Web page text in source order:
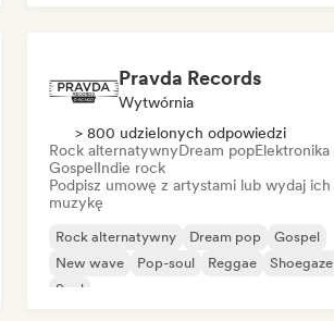
Pravda Records
Wytwórnia
> 800 udzielonych odpowiedzi
Rock alternatywnyDream popElektronika
GospelIndie rock
Podpisz umowę z artystami lub wydaj ich
muzykę
Rock alternatywny Dream pop
Gospel
New wave
Pop-soul Reggae
Shoegaze
Soul